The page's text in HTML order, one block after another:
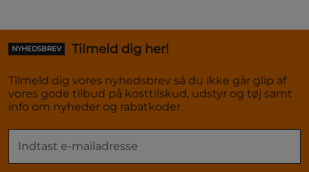
NYHEDSBREV Tilmeld dig her!
Tilmeld dig vores nyhedsbrev så du ikke går glip af
vores gode tilbud på kosttilskud, udstyr og tøj samt
info om nyheder og rabatkoder.